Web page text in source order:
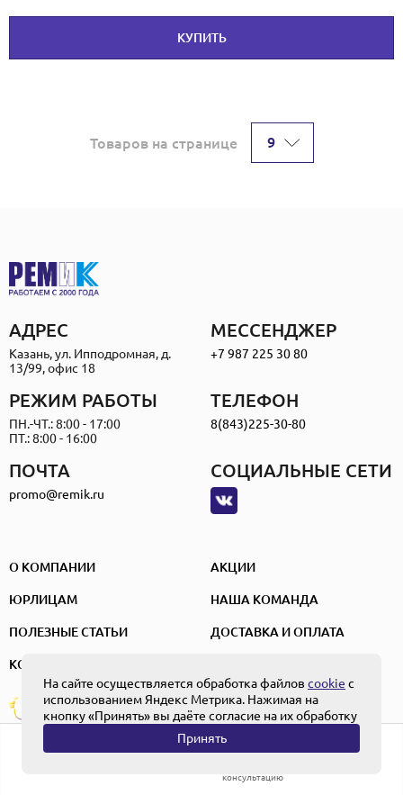
КУПИТЬ
Товаров на странице 9
АДРЕС
Казань, ул. Ипподромная, д.
13/99, офис 18
МЕССЕНДЖЕР
+7 987 225 30 80
ПОЧТА
promo@remik.ru
РЕЖИМ РАБОТЫ
ПН.-ЧТ.: 8:00 - 17:00
ПТ.: 8:00 - 16:00
ТЕЛЕФОН
8(843)225-30-80
СОЦИАЛЬНЫЕ СЕТИ
О КОМПАНИИ АКЦИИ
ЮРЛИЦАМ НАША КОМАНДА
ПОЛЕЗНЫЕ СТАТЬИ ДОСТАВКА И ОПЛАТА
КОНТАКТЫ
Создание и
продвижение
ПОЛЬЗОВАТЕЛЬСКОЕ СОГЛАШЕНИЕ
ПОЛИТИКА КОНФИДЕНЦИАЛЬНОСТИ
ПОЛОЖЕНИЕ ОБ ОБРАБОТКЕ ПЕРСОНАЛЬНЫХ ДАННЫХ
консультацию
На сайте осуществляется обработка файлов cookie с
использованием Яндекс Метрика. Нажимая на
кнопку «Принять» вы даёте согласие на их обработку
Принять